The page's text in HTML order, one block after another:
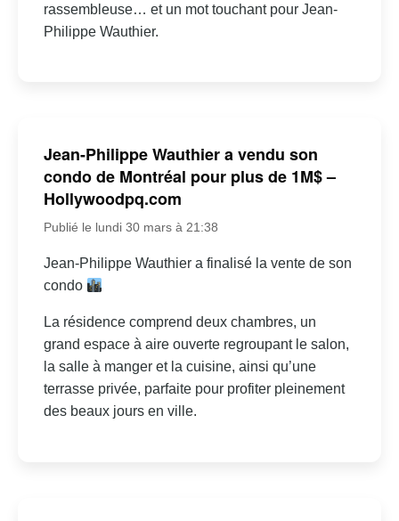
rassembleuse… et un mot touchant pour Jean-
Philippe Wauthier.
Jean-Philippe Wauthier a vendu son
condo de Montréal pour plus de 1M$ –
Hollywoodpq.com
Publié le lundi 30 mars à 21:38
Jean-Philippe Wauthier a finalisé la vente de son
condo
La résidence comprend deux chambres, un
grand espace à aire ouverte regroupant le salon,
la salle à manger et la cuisine, ainsi qu’une
terrasse privée, parfaite pour profiter pleinement
des beaux jours en ville.